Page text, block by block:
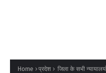
Home प्रदेश जिला के सभी